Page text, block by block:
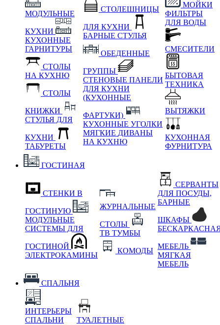
МОДУЛЬНЫЕ
КУХНИ
КУХОННЫЕ
ГАРНИТУРЫ
СТОЛЫ
НА КУХНЮ
СТОЛЫ
КНИЖКИ
СТУЛЬЯ ДЛЯ
КУХНИ
ТАБУРЕТЫ
СТОЛЕШНИЦЫ
ДЛЯ КУХНИ
БАРНЫЕ СТУЛЬЯ
ОБЕДЕННЫЕ
ГРУППЫ
СТЕНОВЫЕ ПАНЕЛИ
ДЛЯ КУХНИ
(КУХОННЫЕ
ФАРТУКИ)
КУХОННЫЕ УГОЛКИ
МЯГКИЕ ДИВАНЫ
НА КУХНЮ
МОЙКИ
ФИЛЬТРЫ
ДЛЯ ВОДЫ
СМЕСИТЕЛИ
БЫТОВАЯ
ТЕХНИКА
ВЫТЯЖКИ
КУХОННАЯ
ФУРНИТУРА
ГОСТИНАЯ
СТЕНКИ В
ГОСТИНУЮ
МОДУЛЬНЫЕ
СИСТЕМЫ ДЛЯ
ГОСТИНОЙ
ЭЛЕКТРОКАМИНЫ
ЖУРНАЛЬНЫЕ
СТОЛЫ
ТВ ТУМБЫ
КОМОДЫ
СЕРВАНТЫ
ДЛЯ ПОСУДЫ,
БАРНЫЕ
ШКАФЫ
МЕБЕЛЬ
МЯГКАЯ
МЕБЕЛЬ
СПАЛЬНЯ
ИНТЕРЬЕРЫ
СПАЛЬНИ
ТУАЛЕТНЫЕ